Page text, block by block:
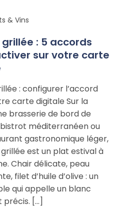
& Vins
: 5 accords
sur votre carte
: configurer l’accord
carte digitale Sur la
brasserie de bord de
bistrot méditerranéen ou
gastronomique léger,
est un plat estival à
Chair délicate, peau
filet d’huile d’olive : un
qui appelle un blanc
précis. […]